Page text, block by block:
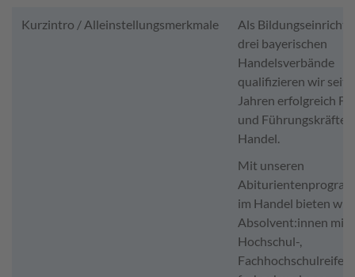
Kurzintro / Alleinstellungsmerkmale
Als
drei bayerischen
Handelsverbände
qualifizieren wir seit
Jahren erfolgreich
und Führungskräfte
Handel.
Mit unseren
im Handel bieten wir
Absolvent:innen mit
Hochschul-,
Fachhochschulreife